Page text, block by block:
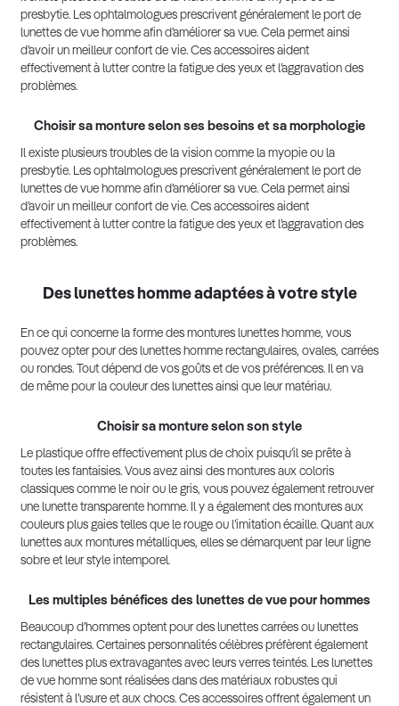
presbytie. Les ophtalmologues prescrivent généralement le port de
lunettes de vue homme afin d’améliorer sa vue. Cela permet ainsi
d’avoir un meilleur confort de vie. Ces accessoires aident
effectivement à lutter contre la fatigue des yeux et l’aggravation des
problèmes.
Choisir sa monture selon ses besoins et sa morphologie
Il existe plusieurs troubles de la vision comme la myopie ou la
presbytie. Les ophtalmologues prescrivent généralement le port de
lunettes de vue homme afin d’améliorer sa vue. Cela permet ainsi
d’avoir un meilleur confort de vie. Ces accessoires aident
effectivement à lutter contre la fatigue des yeux et l’aggravation des
problèmes.
Des lunettes homme adaptées à votre style
En ce qui concerne la forme des montures lunettes homme, vous
pouvez opter pour des lunettes homme rectangulaires, ovales, carrées
ou rondes. Tout dépend de vos goûts et de vos préférences. Il en va
de même pour la couleur des lunettes ainsi que leur matériau.
Choisir sa monture selon son style
Le plastique offre effectivement plus de choix puisqu’il se prête à
toutes les fantaisies. Vous avez ainsi des montures aux coloris
classiques comme le noir ou le gris, vous pouvez également retrouver
une lunette transparente homme. Il y a également des montures aux
couleurs plus gaies telles que le rouge ou l’imitation écaille. Quant aux
lunettes aux montures métalliques, elles se démarquent par leur ligne
sobre et leur style intemporel.
Les multiples bénéfices des lunettes de vue pour hommes
Beaucoup d’hommes optent pour des lunettes carrées ou lunettes
rectangulaires. Certaines personnalités célèbres préfèrent également
des lunettes plus extravagantes avec leurs verres teintés. Les lunettes
de vue homme sont réalisées dans des matériaux robustes qui
résistent à l’usure et aux chocs. Ces accessoires offrent également un